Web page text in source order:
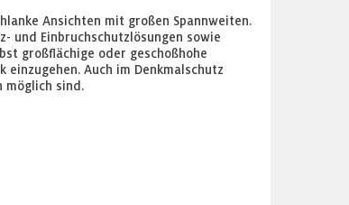
Ansichten mit großen Spannweiten.
und Einbruchschutzlösungen sowie
großflächige oder geschoßhohe
Auch im Denkmalschutz
möglich sind.